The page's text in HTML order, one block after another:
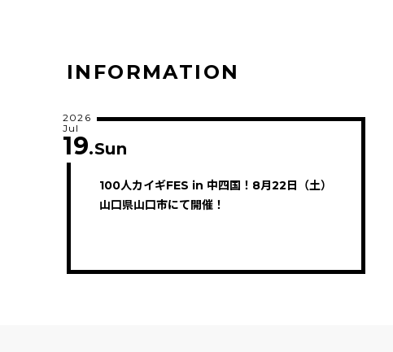
INFORMATION
100人カイギFES in 中四国！8月22日（土）
山口県山口市にて開催！
2026
Jul
19.Sun